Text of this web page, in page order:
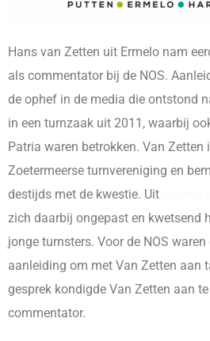
Hans van Zetten uit Ermelo nam
als commentator bij de NOS.
de ophef in de media die ontstond
in een turnzaak uit 2011, waarbij
Patria waren betrokken. Van Zetten
Zoetermeerse turnvereniging en
destijds met de kwestie. Uit
zich daarbij ongepast en kwetsend
jonge turnsters. Voor de NOS
aanleiding om met Van Zetten aan
gesprek kondigde Van Zetten aan
commentator.